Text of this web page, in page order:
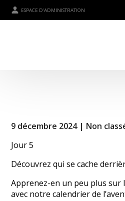
ESPACE D'ADMINISTRATION
9 décembre 2024 | Non
Jour 5
Découvrez qui se cache
Apprenez-en un peu plus sur
avec notre calendrier de